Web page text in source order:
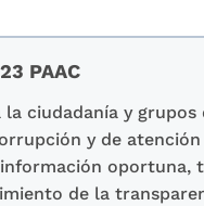
PAAC
ciudadanía y
y de
de la